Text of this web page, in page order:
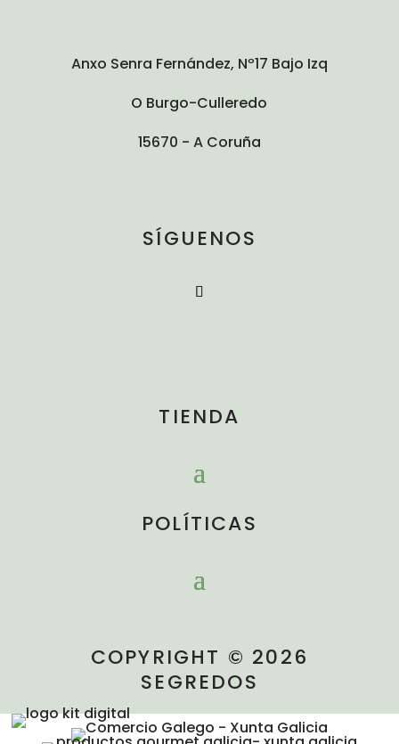
Anxo Senra Fernández, Nº17 Bajo Izq
O Burgo-Culleredo
15670 - A Coruña
SÍGUENOS
TIENDA
POLÍTICAS
COPYRIGHT © 2026
SEGREDOS